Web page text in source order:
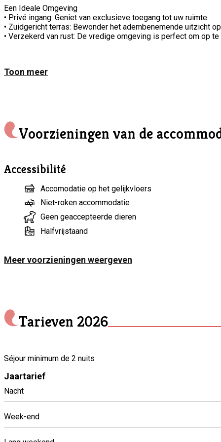
Een Ideale Omgeving
• Privé ingang: Geniet van exclusieve toegang tot uw ruimte.
• Zuidgericht terras: Bewonder het adembenemende uitzicht
• Verzekerd van rust: De vredige omgeving is perfect om op te
Ons huisje is bekroond met 3 korenaren, erkend door
Fiets, met een veilige fietsenstalling, reparatiegereedschap en
• Maaltijden: Wij bieden geen ontbijt of andere maaltijden aan.
We kijken ernaar uit om u binnenkort te mogen verwelkomen,
Arlette en Philippe
Tijdens onze reizen hebben we vaak gekozen voor bed &
bevolking hebben ons in staat gesteld om banden te smeden
Toon meer
Voorzieningen van de
Accessibilité
Accomodatie op het gelijkvloers
Niet-roken accommodatie
Geen geaccepteerde dieren
Halfvrijstaand
Meer voorzieningen weergeven
Tarieven 2026
Séjour minimum de 2 nuits
Jaartarief
Nacht
Week-end